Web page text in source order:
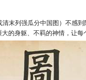
末列强瓜分中国图）不感
的身躯、不羁的神情，让每